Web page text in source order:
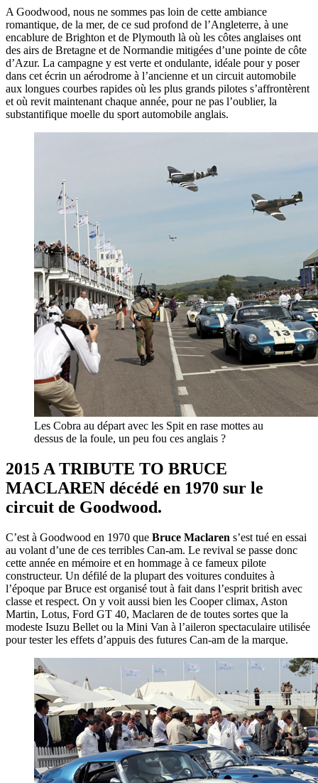
A Goodwood, nous ne sommes pas loin de cette ambiance
romantique, de la mer, de ce sud profond de l’Angleterre, à une
encablure de Brighton et de Plymouth là où les côtes anglaises ont
des airs de Bretagne et de Normandie mitigées d’une pointe de côte
d’Azur. La campagne y est verte et ondulante, idéale pour y poser
dans cet écrin un aérodrome à l’ancienne et un circuit automobile
aux longues courbes rapides où les plus grands pilotes s’affrontèrent
et où revit maintenant chaque année, pour ne pas l’oublier, la
substantifique moelle du sport automobile anglais.
Les Cobra au départ avec les Spit en rase mottes au
dessus de la foule, un peu fou ces anglais ?
2015 A TRIBUTE TO BRUCE
MACLAREN décédé en 1970 sur le
circuit de Goodwood.
C’est à Goodwood en 1970 que Bruce Maclaren s’est tué en essai
au volant d’une de ces terribles Can-am. Le revival se passe donc
cette année en mémoire et en hommage à ce fameux pilote
constructeur. Un défilé de la plupart des voitures conduites à
l’époque par Bruce est organisé tout à fait dans l’esprit british avec
classe et respect. On y voit aussi bien les Cooper climax, Aston
Martin, Lotus, Ford GT 40, Maclaren de de toutes sortes que la
modeste Isuzu Bellet ou la Mini Van à l’aileron spectaculaire utilisée
pour tester les effets d’appuis des futures Can-am de la marque.